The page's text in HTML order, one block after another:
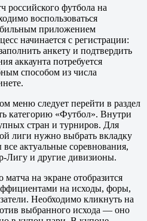
российского футбола на
воспользоваться
приложением
начинается с регистрации:
анкету и подтвердить
аккаунта потребуется
способом из числа
меню следует перейти в раздел
категорию «Футбол». Внутри
стран и турниров. Для
лиги нужно выбрать вкладку
актуальные соревнования,
Лигу и другие дивизионы.
на экране отобразится
на исходы, форы,
Необходимо кликнуть на
выбранного исхода — оно